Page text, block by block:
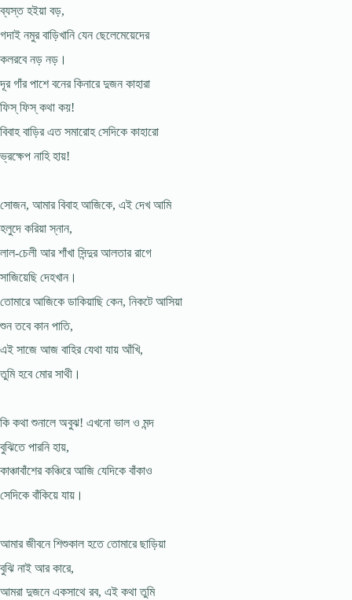
ব্যস্ত হইয়া বড়,
গদাই নমুর বাড়িখানি যেন ছেলেমেয়েদের
কলরবে নড় নড়।
দূর গাঁর পাশে বনের কিনারে দুজন কাহারা
ফিস্ ফিস্ কথা কয়!
বিবাহ বাড়ির এত সমারোহ সেদিকে কাহারো
ভ্রক্ষেপ নাহি হায়!
সোজন, আমার বিবাহ আজিকে, এই দেখ আমি
হলুদে করিয়া স্নান,
লাল-চেলী আর শাঁখা সিন্দুর আলতার রাগে
সাজিয়েছি দেহখান।
তোমারে আজিকে ডাকিয়াছি কেন, নিকটে আসিয়া
শুন তবে কান পাতি,
এই সাজে আজ বাহির যেথা যায় আঁখি,
তুমি হবে মোর সাথী।
কি কথা শুনালে অবুঝ! এখনো ভাল ও মন্দ
বুঝিতে পারনি হায়,
কাঞ্চাবাঁশের কঞ্চিরে আজি যেদিকে বাঁকাও
সেদিকে বাঁকিয়ে যায়।
আমার জীবনে শিশুকাল হতে তোমারে ছাড়িয়া
বুঝি নাই আর কারে,
আমরা দুজনে একসাথে রব, এই কথা তুমি